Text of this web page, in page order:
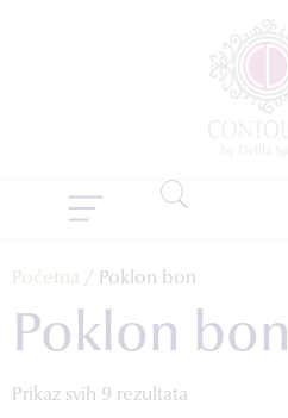
Početna / Poklon bon
Poklon bon
Prikaz svih 9 rezultata